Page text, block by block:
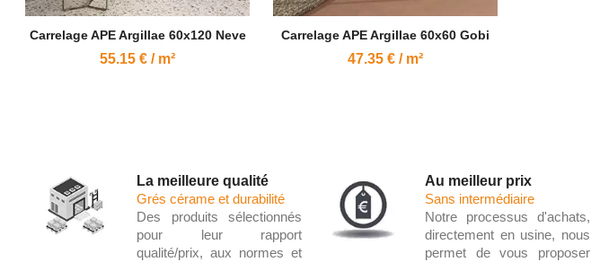
Carrelage APE Argillae 60x120 Neve
55.15 € / m²
Carrelage APE Argillae 60x60 Gobi
47.35 € / m²
La meilleure qualité
Grés cérame et durabilité
Des produits sélectionnés
pour leur rapport
qualité/prix, aux normes et
Au meilleur prix
Sans intermédiaire
Notre processus d'achats,
directement en usine, nous
permet de vous proposer